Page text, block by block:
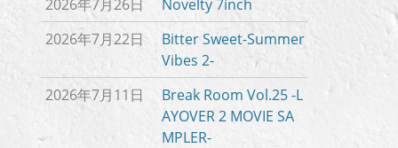
2026年7月26日
Novelty 7inch
2026年7月22日
Bitter Sweet-Summer
Vibes 2-
2026年7月11日
Break Room Vol.25 -L
AYOVER 2 MOVIE SA
MPLER-